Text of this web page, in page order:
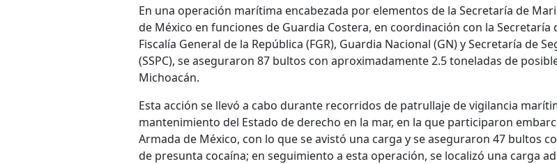
En una operación marítima encabezada por elementos de la Secretaría de
de México en funciones de Guardia Costera, en coordinación con la Secretaría
Fiscalía General de la República (FGR), Guardia Nacional (GN) y Secretaría de
(SSPC), se aseguraron 87 bultos con aproximadamente 2.5 toneladas de
Michoacán.
Esta acción se llevó a cabo durante recorridos de patrullaje de vigilancia
mantenimiento del Estado de derecho en la mar, en la que participaron
Armada de México, con lo que se avistó una carga y se aseguraron 47 bultos
de presunta cocaína; en seguimiento a esta operación, se localizó una carga